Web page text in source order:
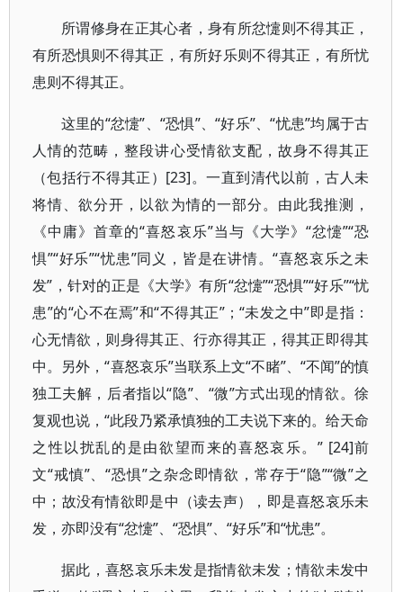
所谓修身在正其心者，身有所忿懥则不得其正，
有所恐惧则不得其正，有所好乐则不得其正，有所忧
患则不得其正。
这里的“忿懥”、“恐惧”、“好乐”、“忧患”均属于古
人情的范畴，整段讲心受情欲支配，故身不得其正
（包括行不得其正）[23]。一直到清代以前，古人未
将情、欲分开，以欲为情的一部分。由此我推测，
《中庸》首章的“喜怒哀乐”当与《大学》“忿懥”“恐
惧”“好乐”“忧患”同义，皆是在讲情。“喜怒哀乐之未
发”，针对的正是《大学》有所“忿懥”“恐惧”“好乐”“忧
患”的“心不在焉”和“不得其正”；“未发之中”即是指：
心无情欲，则身得其正、行亦得其正，得其正即得其
中。另外，“喜怒哀乐”当联系上文“不睹”、“不闻”的慎
独工夫解，后者指以“隐”、“微”方式出现的情欲。徐
复观也说，“此段乃紧承慎独的工夫说下来的。给天命
之性以扰乱的是由欲望而来的喜怒哀乐。” [24]前
文“戒慎”、“恐惧”之杂念即情欲，常存于“隐”“微”之
中；故没有情欲即是中（读去声），即是喜怒哀乐未
发，亦即没有“忿懥”、“恐惧”、“好乐”和“忧患”。
据此，喜怒哀乐未发是指情欲未发；情欲未发中